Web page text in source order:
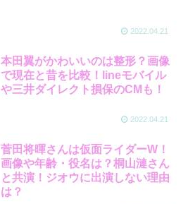
2022.04.21
本田翼がかわいいのは整形？画像
で現在と昔を比較！lineモバイル
や三井ダイレクト損保のCMも！
2022.04.21
菅田将暉さんは仮面ライダーW！
画像や年齢・役名は？桐山漣さん
と共演！ジオウに出演しない理由
は？